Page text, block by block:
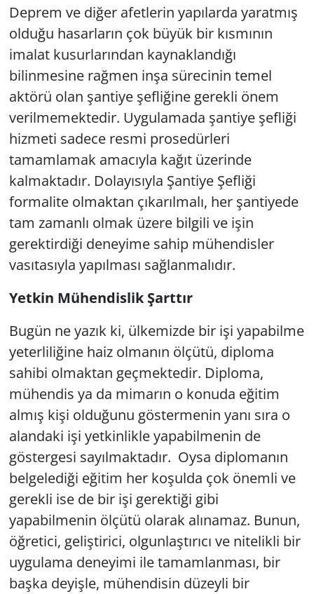
Deprem ve diğer afetlerin yapılarda yaratmış
olduğu hasarların çok büyük bir kısmının
imalat kusurlarından kaynaklandığı
bilinmesine rağmen inşa sürecinin temel
aktörü olan şantiye şefliğine gerekli önem
verilmemektedir. Uygulamada şantiye şefliği
hizmeti sadece resmi prosedürleri
tamamlamak amacıyla kağıt üzerinde
kalmaktadır. Dolayısıyla Şantiye Şefliği
formalite olmaktan çıkarılmalı, her şantiyede
tam zamanlı olmak üzere bilgili ve işin
gerektirdiği deneyime sahip mühendisler
vasıtasıyla yapılması sağlanmalıdır.
Yetkin Mühendislik Şarttır
Bugün ne yazık ki, ülkemizde bir işi yapabilme
yeterliliğine haiz olmanın ölçütü, diploma
sahibi olmaktan geçmektedir. Diploma,
mühendis ya da mimarın o konuda eğitim
almış kişi olduğunu göstermenin yanı sıra o
alandaki işi yetkinlikle yapabilmenin de
göstergesi sayılmaktadır. Oysa diplomanın
belgelediği eğitim her koşulda çok önemli ve
gerekli ise de bir işi gerektiği gibi
yapabilmenin ölçütü olarak alınamaz. Bunun,
öğretici, geliştirici, olgunlaştırıcı ve nitelikli bir
uygulama deneyimi ile tamamlanması, bir
başka deyişle, mühendisin düzeyli bir